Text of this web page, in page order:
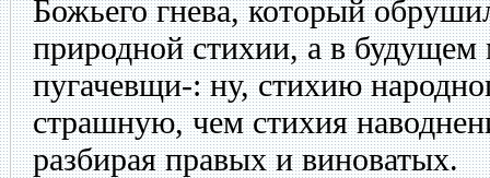
Божьего гнева, который
природной стихии, а в
пугачевщи-: ну, стихию
страшную, чем стихия
разбирая правых и виноватых.